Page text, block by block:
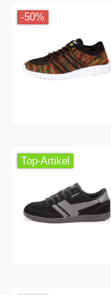
-50%
Top-Artikel